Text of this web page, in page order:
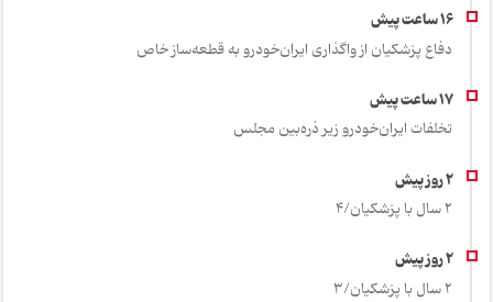
دفاع پزشکیان از واگذاری ایران‌خودرو به قطعه‌ساز خاص
تخلفات ایران‌خودرو زیر ذره‌بین مجلس
2 سال با پزشکیان/4
2 سال با پزشکیان/3